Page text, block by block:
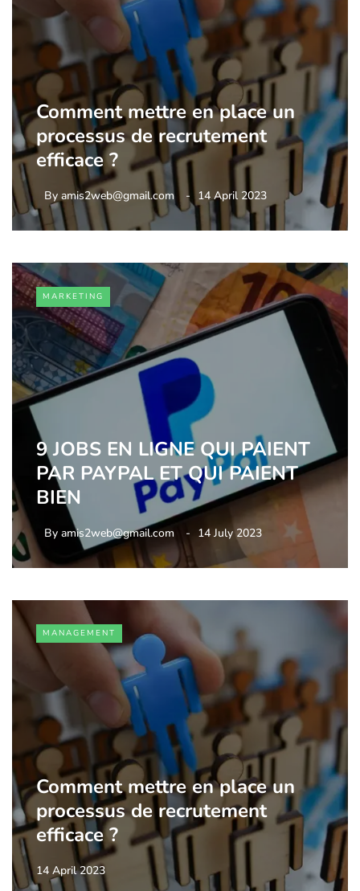
Comment mettre en place un
processus de recrutement
efficace ?
By amis2web@gmail.com 14 April 2023
MARKETING
9 JOBS EN LIGNE QUI PAIENT
PAR PAYPAL ET QUI PAIENT
BIEN
By amis2web@gmail.com 14 July 2023
MANAGEMENT
Comment mettre en place un
processus de recrutement
efficace ?
14 April 2023